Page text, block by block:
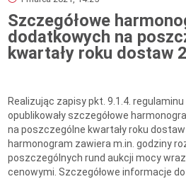
Szczegółowe
dodatkowych na
kwartały roku dostaw
Realizując zapisy pkt. 9.1.4. regulaminu
opublikowały szczegółowe
na poszczególne kwartały roku
harmonogram zawiera m.in. godziny
poszczególnych rund aukcji mocy
cenowymi. Szczegółowe informacje